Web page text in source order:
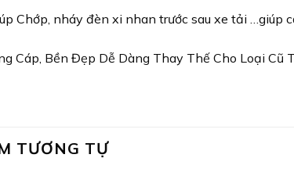
Chớp, nháy đèn xi nhan trước sau xe tải
Cáp, Bền Đẹp Dễ Dàng Thay Thế Cho Loại Cũ
TƯƠNG TỰ